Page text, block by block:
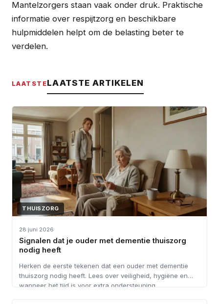
Mantelzorgers staan vaak onder druk. Praktische
informatie over respijtzorg en beschikbare
hulpmiddelen helpt om de belasting beter te
verdelen.
LAATSTELAATSTE ARTIKELEN
THUISZORG
28 juni 2026
Signalen dat je ouder met dementie thuiszorg
nodig heeft
Herken de eerste tekenen dat een ouder met dementie
thuiszorg nodig heeft. Lees over veiligheid, hygiëne en
wanneer het tijd is voor extra ondersteuning.
HUISHOUDELIJKE HULP